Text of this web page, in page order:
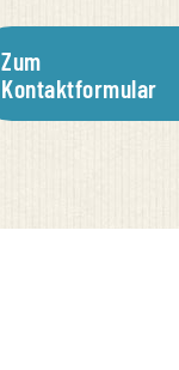
Zum
Kontaktformular